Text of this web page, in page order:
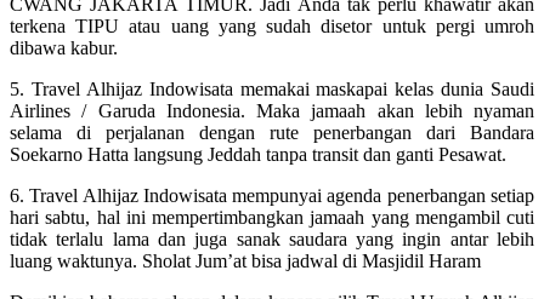
terkena TIPU atau uang yang sudah disetor untuk pergi umroh
dibawa kabur.
5. Travel Alhijaz Indowisata memakai maskapai kelas dunia Saudi
Airlines / Garuda Indonesia. Maka jamaah akan lebih nyaman
selama di perjalanan dengan rute penerbangan dari Bandara
Soekarno Hatta langsung Jeddah tanpa transit dan ganti Pesawat.
6. Travel Alhijaz Indowisata mempunyai agenda penerbangan setiap
hari sabtu, hal ini mempertimbangkan jamaah yang mengambil cuti
tidak terlalu lama dan juga sanak saudara yang ingin antar lebih
luang waktunya. Sholat Jum’at bisa jadwal di Masjidil Haram